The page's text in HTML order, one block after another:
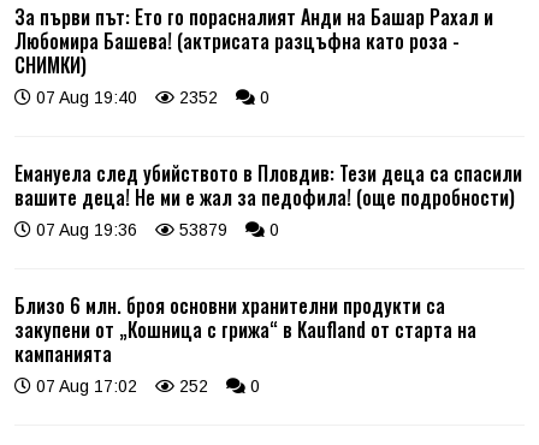
За първи път: Ето го порасналият Анди на Башар Рахал и
Любомира Башева! (актрисата разцъфна като роза -
СНИМКИ)
07 Aug 19:40 2352 0
Емануела след убийството в Пловдив: Тези деца са спасили
вашите деца! Не ми е жал за педофила! (още подробности)
07 Aug 19:36 53879 0
Близо 6 млн. броя основни хранителни продукти са
закупени от „Кошница с грижа“ в Kaufland от старта на
кампанията
07 Aug 17:02 252 0